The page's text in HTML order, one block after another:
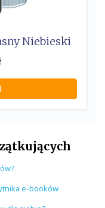
Niebieski
e-booków